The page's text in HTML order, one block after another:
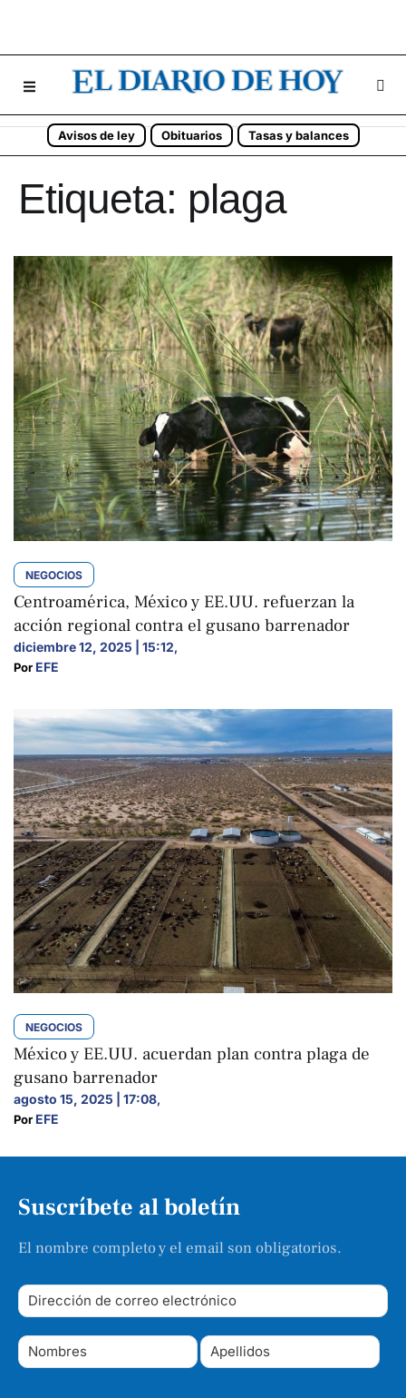
Avisos de ley Obituarios Tasas y balances
Etiqueta: plaga
NEGOCIOS
Centroamérica, México y EE.UU. refuerzan la
acción regional contra el gusano barrenador
diciembre 12, 2025 | 15:12,
Por EFE
NEGOCIOS
México y EE.UU. acuerdan plan contra plaga de
gusano barrenador
agosto 15, 2025 | 17:08,
Por EFE
Suscríbete al boletín
El nombre completo y el email son obligatorios.